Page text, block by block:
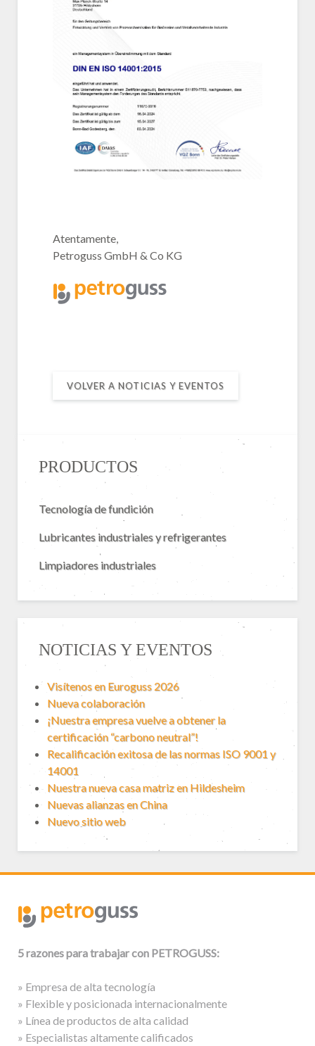
Atentamente,
Petroguss GmbH & Co KG
VOLVER A NOTICIAS Y EVENTOS
PRODUCTOS
Tecnología de fundición
Lubricantes industriales y refrigerantes
Limpiadores industriales
NOTICIAS Y EVENTOS
Visítenos en Euroguss 2026
Nueva colaboración
¡Nuestra empresa vuelve a obtener la
certificación “carbono neutral”!
Recalificación exitosa de las normas ISO 9001 y
14001
Nuestra nueva casa matriz en Hildesheim
Nuevas alianzas en China
Nuevo sitio web
5 razones para trabajar con PETROGUSS:
» Empresa de alta tecnología
» Flexible y posicionada internacionalmente
» Línea de productos de alta calidad
» Especialistas altamente calificados